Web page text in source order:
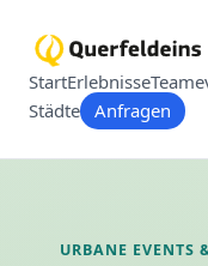
StartErlebnisse
Städte Anfragen
URBANE EVENTS